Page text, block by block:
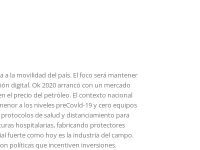
la movilidad del país. El foco será mantener
digital. Ok 2020 arrancó con un mercado
el precio del petróleo. El contexto nacional
a los niveles preCovld-19 y cero equipos
de salud y distanciamiento para
hospitalarias, fabricando protectores
fuerte como hoy es la industria del campo.
políticas que incentiven inversiones.